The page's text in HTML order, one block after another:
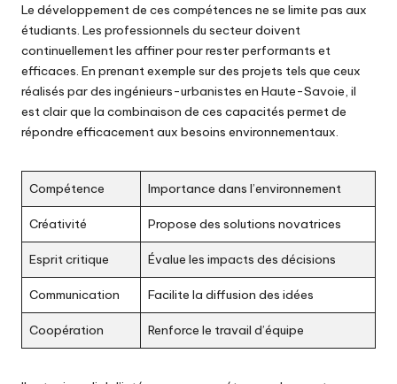
Le développement de ces compétences ne se limite pas aux
étudiants. Les professionnels du secteur doivent
continuellement les affiner pour rester performants et
efficaces. En prenant exemple sur des projets tels que ceux
réalisés par des ingénieurs-urbanistes en Haute-Savoie, il
est clair que la combinaison de ces capacités permet de
répondre efficacement aux besoins environnementaux.
Compétence Importance dans l’environnement
Créativité Propose des solutions novatrices
Esprit critique Évalue les impacts des décisions
Communication Facilite la diffusion des idées
Coopération Renforce le travail d’équipe